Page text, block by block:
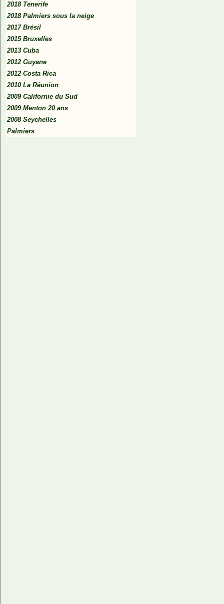
2018 Tenerife
2018 Palmiers sous la neige
2017 Brésil
2015 Bruxelles
2013 Cuba
2012 Guyane
2012 Costa Rica
2010 La Réunion
2009 Californie du Sud
2009 Menton 20 ans
2008 Seychelles
Palmiers